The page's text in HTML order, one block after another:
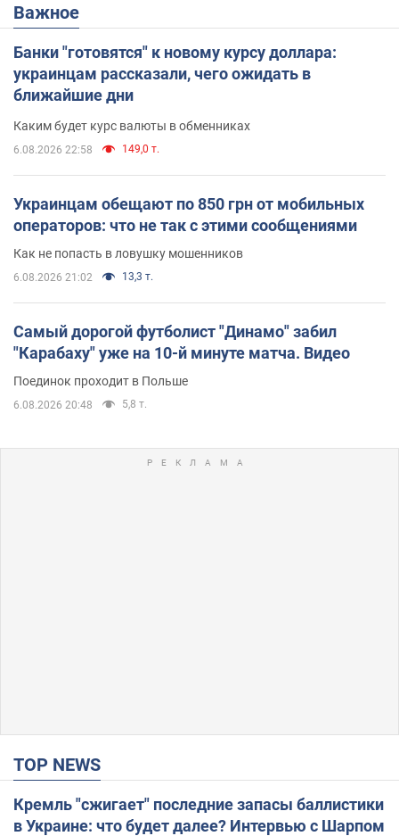
Важное
Банки "готовятся" к новому курсу доллара:
украинцам рассказали, чего ожидать в
ближайшие дни
Каким будет курс валюты в обменниках
6.08.2026 22:58 149,0 т.
Украинцам обещают по 850 грн от мобильных
операторов: что не так с этими сообщениями
Как не попасть в ловушку мошенников
6.08.2026 21:02 13,3 т.
Самый дорогой футболист "Динамо" забил
"Карабаху" уже на 10-й минуте матча. Видео
Поединок проходит в Польше
6.08.2026 20:48 5,8 т.
TOP NEWS
Кремль "сжигает" последние запасы баллистики
в Украине: что будет далее? Интервью с Шарпом